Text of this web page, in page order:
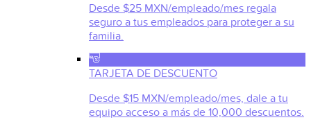
Desde $25 MXN/empleado/mes regala
seguro a tus empleados para proteger a su
familia.
TARJETA DE DESCUENTO
Desde $15 MXN/empleado/mes, dale a tu
equipo acceso a más de 10,000 descuentos.